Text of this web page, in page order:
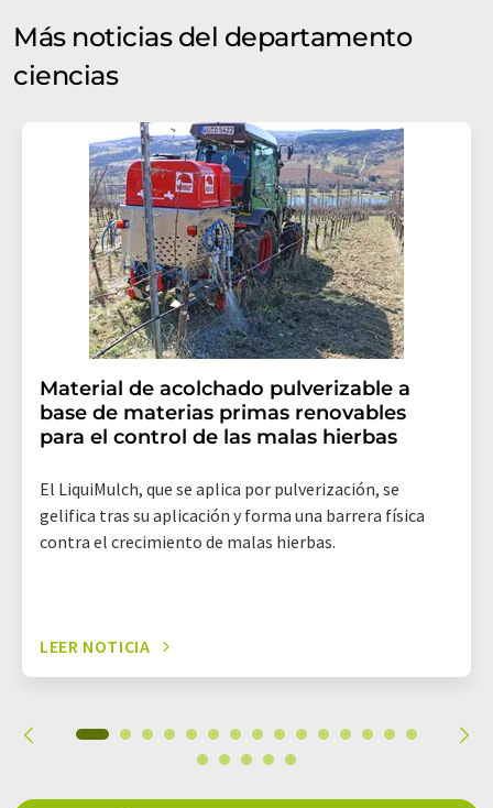
Más noticias del departamento
ciencias
Material de acolchado pulverizable a
base de materias primas renovables
para el control de las malas hierbas
El LiquiMulch, que se aplica por pulverización, se
gelifica tras su aplicación y forma una barrera física
contra el crecimiento de malas hierbas.
LEER NOTICIA